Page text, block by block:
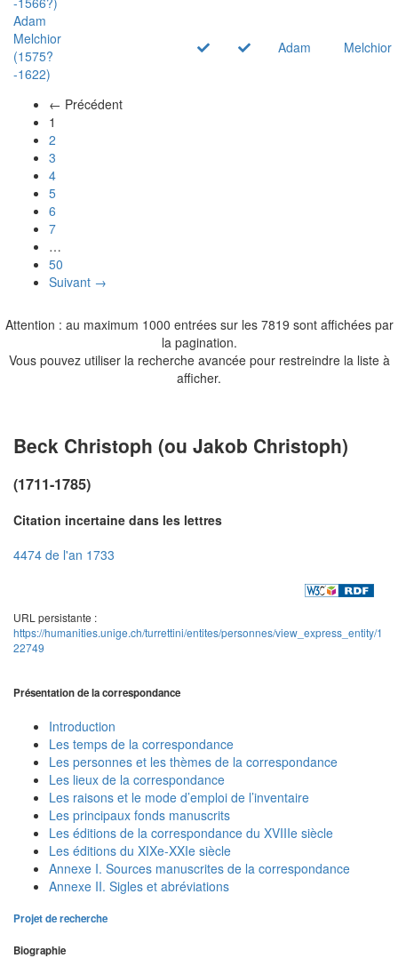
Adam
Melchior
(1575?
-1622)
Adam Melchior
← Précédent
1
2
3
4
5
6
7
…
50
Suivant →
Attention : au maximum 1000 entrées sur les 7819 sont affichées par
la pagination.
Vous pouvez utiliser la recherche avancée pour restreindre la liste à
afficher.
Beck Christoph (ou Jakob Christoph)
(1711-1785)
Citation incertaine dans les lettres
4474 de l'an 1733
URL persistante :
https://humanities.unige.ch/turrettini/entites/personnes/view_express_entity/1
22749
Présentation de la correspondance
Introduction
Les temps de la correspondance
Les personnes et les thèmes de la correspondance
Les lieux de la correspondance
Les raisons et le mode d’emploi de l’inventaire
Les principaux fonds manuscrits
Les éditions de la correspondance du XVIIIe siècle
Les éditions du XIXe-XXIe siècle
Annexe I. Sources manuscrites de la correspondance
Annexe II. Sigles et abréviations
Projet de recherche
Biographie